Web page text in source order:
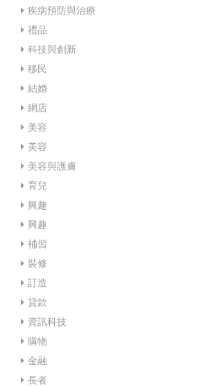
疾病預防與治療
禮品
科技與創新
移民
結婚
網店
美容
美容
美容與護膚
育兒
興趣
興趣
補習
裝修
訂造
貸款
資訊科技
購物
金融
長者